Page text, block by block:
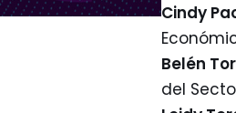
Cindy
Belén
del